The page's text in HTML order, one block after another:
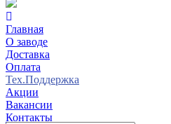
Главная
О заводе
Доставка
Оплата
Тех.Поддержка
Акции
Вакансии
Контакты